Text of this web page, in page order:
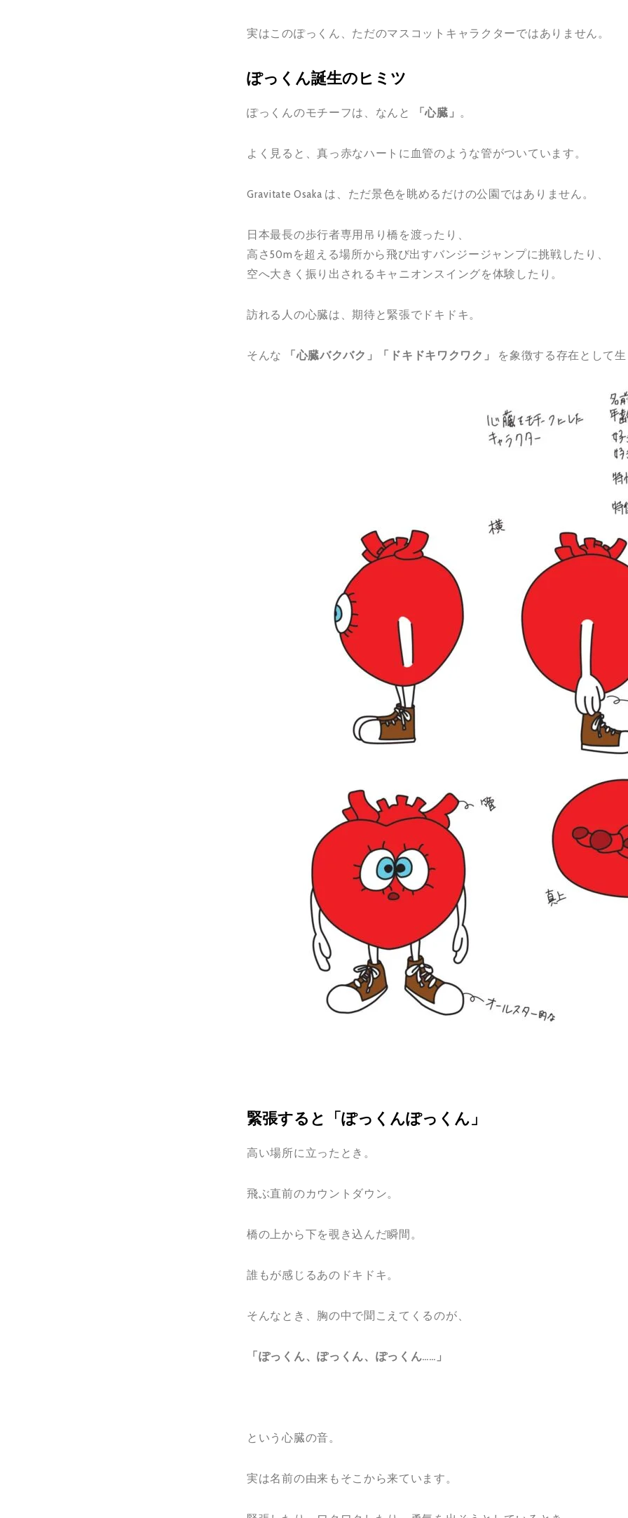
実はこのぽっくん、ただのマスコットキャラクターではありません。
ぽっくん誕生のヒミツ
ぽっくんのモチーフは、なんと 「心臓」 。
よく見ると、真っ赤なハートに血管のような管がついています。
Gravitate Osaka は、ただ景色を眺めるだけの公園ではありません。
日本最長の歩行者専用吊り橋を渡ったり、
高さ50mを超える場所から飛び出すバンジージャンプに挑戦したり、
空へ大きく振り出されるキャニオンスイングを体験したり。
訪れる人の心臓は、期待と緊張でドキドキ。
そんな 「心臓バクバク」「ドキドキワクワク」 を象徴する存在として
緊張すると「ぽっくんぽっくん」
高い場所に立ったとき。
飛ぶ直前のカウントダウン。
橋の上から下を覗き込んだ瞬間。
誰もが感じるあのドキドキ。
そんなとき、胸の中で聞こえてくるのが、
「ぽっくん、ぽっくん、ぽっくん……」
という心臓の音。
実は名前の由来もそこから来ています。